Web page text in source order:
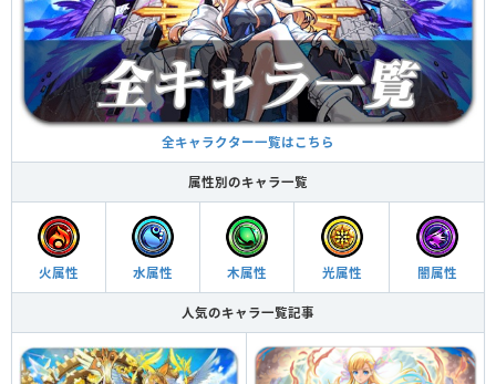
全キャラクター一覧はこちら
属性別のキャラ一覧
火属性 水属性 木属性 光属性 闇属性
人気のキャラ一覧記事